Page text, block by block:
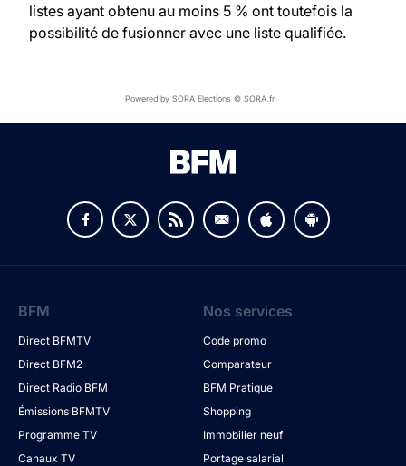
listes ayant obtenu au moins 5 % ont toutefois la
possibilité de fusionner avec une liste qualifiée.
Powered by SORA Elections © SORA.fr
BFM
Direct BFMTV
Direct BFM2
Direct Radio BFM
Émissions BFMTV
Programme TV
Canaux TV
Nos services
Code promo
Comparateur
BFM Pratique
Shopping
Immobilier neuf
Portage salarial